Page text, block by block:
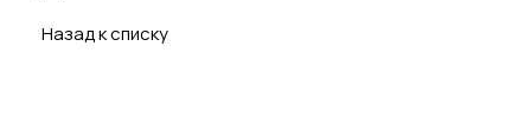
Назад к списку